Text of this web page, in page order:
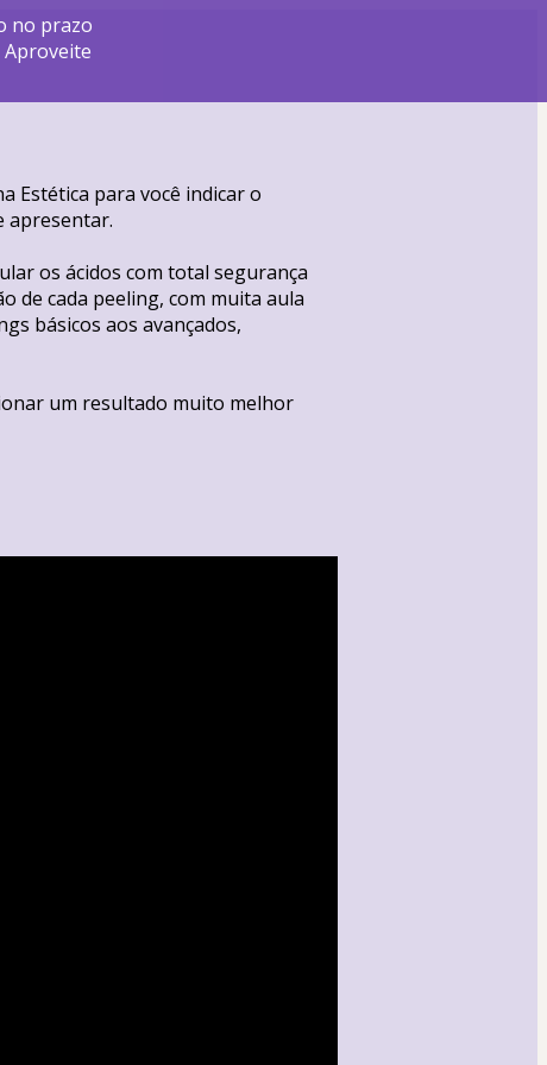
no prazo
Aproveite
Estética para você indicar o
apresentar.
os ácidos com total segurança
de cada peeling, com muita aula
básicos aos avançados,
um resultado muito melhor